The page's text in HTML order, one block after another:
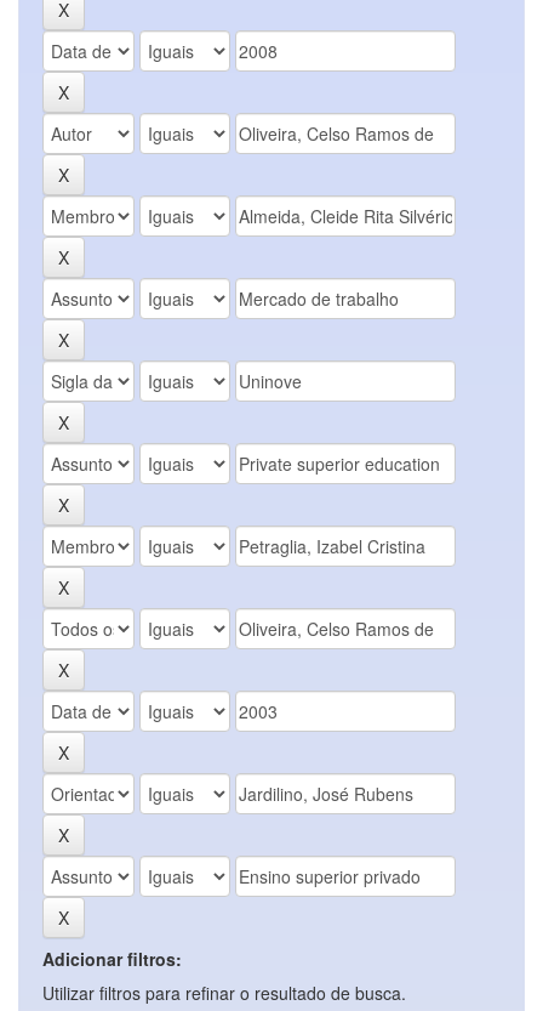
Adicionar filtros:
Utilizar filtros para refinar o resultado de busca.